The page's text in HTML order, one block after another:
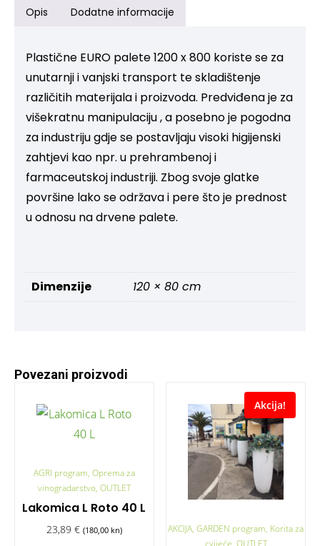
Opis Dodatne informacije
Plastične EURO palete 1200 x 800 koriste se za
unutarnji i vanjski transport te skladištenje
različitih materijala i proizvoda. Predviđena je za
višekratnu manipulaciju , a posebno je pogodna
za industriju gdje se postavljaju visoki higijenski
zahtjevi kao npr. u prehrambenoj i
farmaceutskoj industriji. Zbog svoje glatke
površine lako se održava i pere što je prednost
u odnosu na drvene palete.
Dimenzije 120 × 80 cm
Povezani proizvodi
AGRI program, Oprema za
vinogradarstvo, OUTLET
Lakomica L Roto 40 L
23,89 € (180,00 kn)
Akcija!
AKCIJA, GARDEN program, Korita za